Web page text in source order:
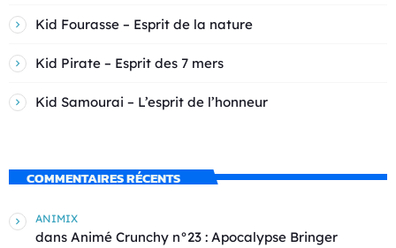
Kid Fourasse – Esprit de la nature
Kid Pirate – Esprit des 7 mers
Kid Samourai – L’esprit de l’honneur
COMMENTAIRES RÉCENTS
ANIMIX
dans Animé Crunchy n°23 : Apocalypse Bringer